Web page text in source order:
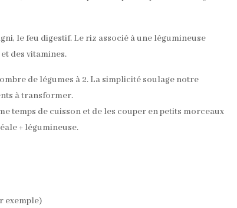
le feu digestif. Le riz associé à une légumineuse
des vitamines.
de légumes à 2. La simplicité soulage notre
à transformer.
temps de cuisson et de les couper en petits morceaux
+ légumineuse.
exemple)